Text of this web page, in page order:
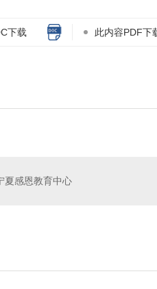
下载 此内容PDF下
夏感恩教育中心